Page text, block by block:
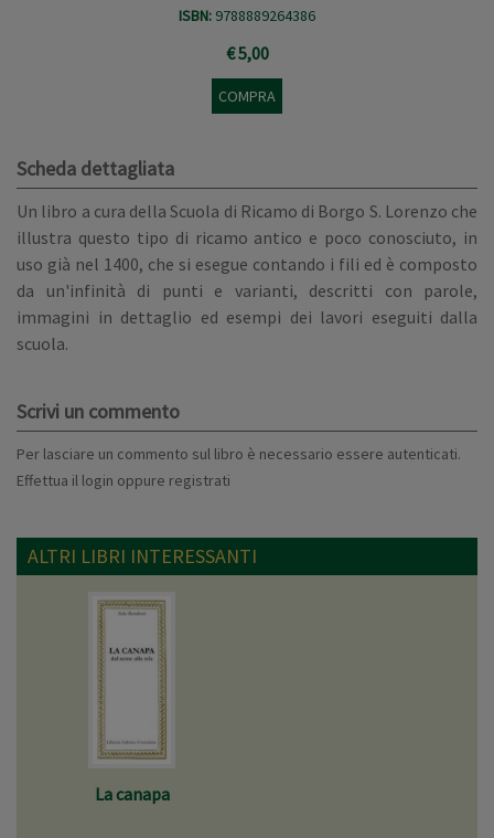
ISBN: 9788889264386
€ 5,00
COMPRA
Scheda dettagliata
Un libro a cura della Scuola di Ricamo di Borgo S. Lorenzo che
illustra questo tipo di ricamo antico e poco conosciuto, in
uso già nel 1400, che si esegue contando i fili ed è composto
da un'infinità di punti e varianti, descritti con parole,
immagini in dettaglio ed esempi dei lavori eseguiti dalla
scuola.
Scrivi un commento
Per lasciare un commento sul libro è necessario essere autenticati.
Effettua il login oppure registrati
ALTRI LIBRI INTERESSANTI
La canapa